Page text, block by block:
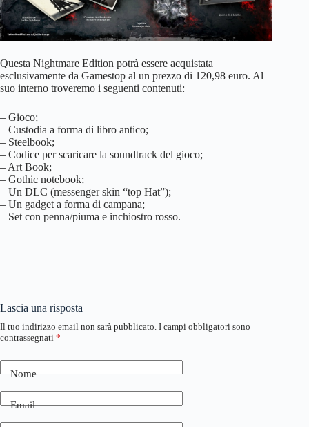
Questa Nightmare Edition potrà essere acquistata
esclusivamente da Gamestop al un prezzo di 120,98 euro. Al
suo interno troveremo i seguenti contenuti:
– Gioco;
– Custodia a forma di libro antico;
– Steelbook;
– Codice per scaricare la soundtrack del gioco;
– Art Book;
– Gothic notebook;
– Un DLC (messenger skin “top Hat”);
– Un gadget a forma di campana;
– Set con penna/piuma e inchiostro rosso.
Lascia una risposta
Il tuo indirizzo email non sarà pubblicato. I campi obbligatori sono
contrassegnati *
Nome
Email